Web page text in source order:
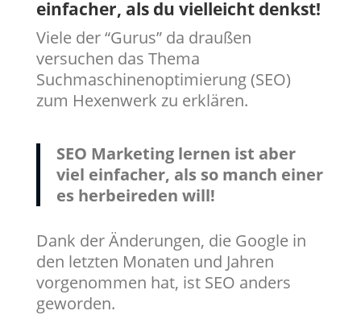
einfacher, als du vielleicht denkst!
Viele der “Gurus” da draußen
versuchen das Thema
Suchmaschinenoptimierung (SEO)
zum Hexenwerk zu erklären.
SEO Marketing lernen ist aber
viel einfacher, als so manch einer
es herbeireden will!
Dank der Änderungen, die Google in
den letzten Monaten und Jahren
vorgenommen hat, ist SEO anders
geworden.